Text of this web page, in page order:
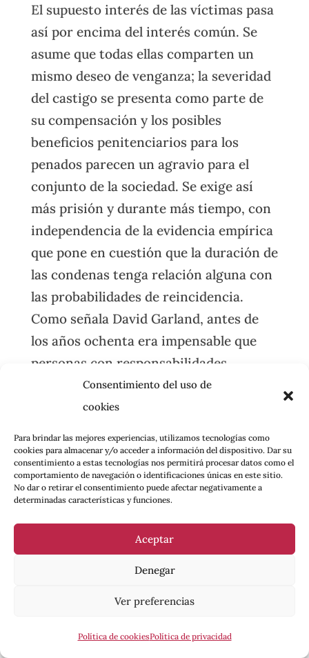
Consentimiento del uso de
cookies
Para brindar las mejores experiencias, utilizamos tecnologías como
cookies para almacenar y/o acceder a información del dispositivo. Dar su
consentimiento a estas tecnologías nos permitirá procesar datos como el
comportamiento de navegación o identificaciones únicas en este sitio.
No dar o retirar el consentimiento puede afectar negativamente a
determinadas características y funciones.
Aceptar
Denegar
Ver preferencias
Política de cookiesPolítica de privacidad
El supuesto interés de las víctimas pasa
así por encima del interés común. Se
asume que todas ellas comparten un
mismo deseo de venganza; la severidad
del castigo se presenta como parte de
su compensación y los posibles
beneficios penitenciarios para los
penados parecen un agravio para el
conjunto de la sociedad. Se exige así
más prisión y durante más tiempo, con
independencia de la evidencia empírica
que pone en cuestión que la duración de
las condenas tenga relación alguna con
las probabilidades de reincidencia.
Como señala David Garland, antes de
los años ochenta era impensable que
personas con responsabilidades
políticas en las democracias
occidentales manifestaran
institucional o al castigo expresivo del
delito por parte del Estado, pero la
instrumentalización del sufrimiento ha
los debates públicos sobre crímenes y
16
Sigue leyendo,descarga el capítulo